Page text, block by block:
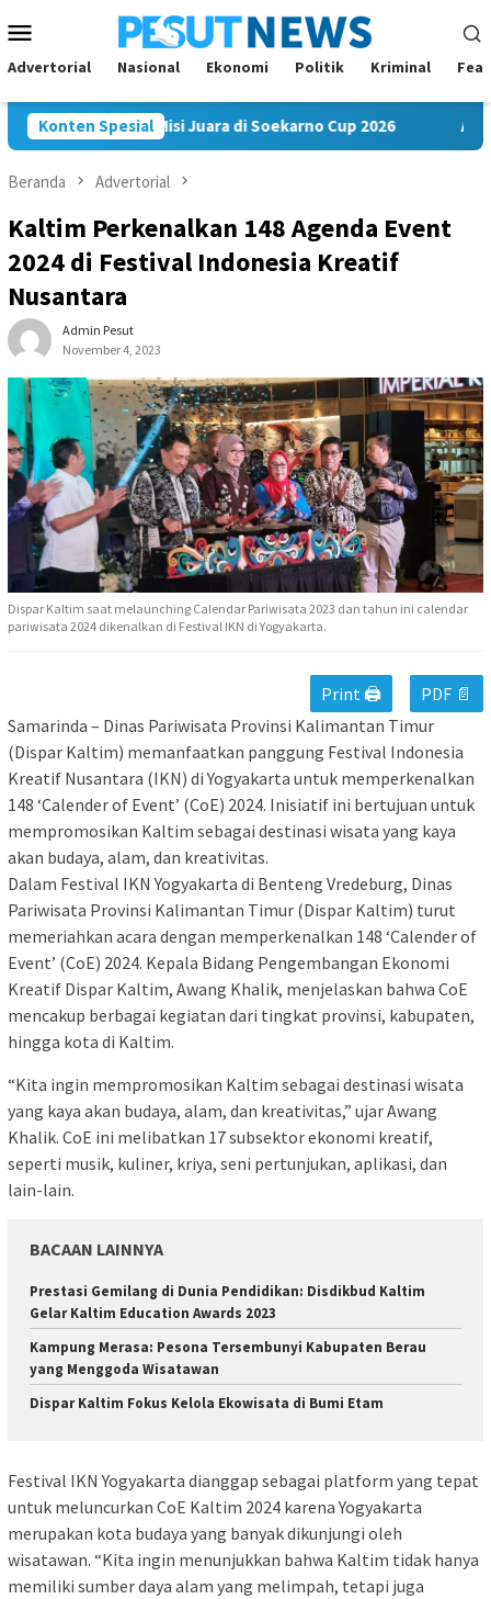
ke
kontenMobile
Advertorial Nasional Ekonomi Politik Kriminal
Konten Spesial
FC Bawa Misi Juara di Soekarno Cup 2026 Andi
Beranda Advertorial
Kaltim Perkenalkan 148 Agenda Event
2024 di Festival Indonesia Kreatif
Nusantara
Admin Pesut
November 4, 2023
Dispar Kaltim saat melaunching Calendar Pariwisata 2023 dan tahun ini calendar
pariwisata 2024 dikenalkan di Festival IKN di Yogyakarta.
Print 🖨
PDF 📄
Samarinda – Dinas Pariwisata Provinsi Kalimantan Timur
(Dispar Kaltim) memanfaatkan panggung Festival Indonesia
Kreatif Nusantara (IKN) di Yogyakarta untuk memperkenalkan
148 ‘Calender of Event’ (CoE) 2024. Inisiatif ini bertujuan untuk
mempromosikan Kaltim sebagai destinasi wisata yang kaya
akan budaya, alam, dan kreativitas.
Dalam Festival IKN Yogyakarta di Benteng Vredeburg, Dinas
Pariwisata Provinsi Kalimantan Timur (Dispar Kaltim) turut
memeriahkan acara dengan memperkenalkan 148 ‘Calender of
Event’ (CoE) 2024. Kepala Bidang Pengembangan Ekonomi
Kreatif Dispar Kaltim, Awang Khalik, menjelaskan bahwa CoE
mencakup berbagai kegiatan dari tingkat provinsi, kabupaten,
hingga kota di Kaltim.
“Kita ingin mempromosikan Kaltim sebagai destinasi wisata
yang kaya akan budaya, alam, dan kreativitas,” ujar Awang
Khalik. CoE ini melibatkan 17 subsektor ekonomi kreatif,
seperti musik, kuliner, kriya, seni pertunjukan, aplikasi, dan
lain-lain.
BACAAN LAINNYA
Prestasi Gemilang di Dunia Pendidikan: Disdikbud Kaltim
Gelar Kaltim Education Awards 2023
Kampung Merasa: Pesona Tersembunyi Kabupaten Berau
yang Menggoda Wisatawan
Dispar Kaltim Fokus Kelola Ekowisata di Bumi Etam
Festival IKN Yogyakarta dianggap sebagai platform yang tepat
untuk meluncurkan CoE Kaltim 2024 karena Yogyakarta
merupakan kota budaya yang banyak dikunjungi oleh
wisatawan. “Kita ingin menunjukkan bahwa Kaltim tidak hanya
memiliki sumber daya alam yang melimpah, tetapi juga